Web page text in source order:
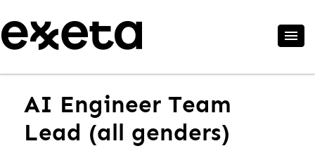
AI Engineer Team
Lead (all genders)